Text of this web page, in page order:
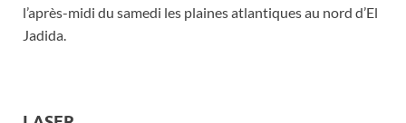
l’après-midi du samedi les plaines atlantiques au nord d’El
Jadida.